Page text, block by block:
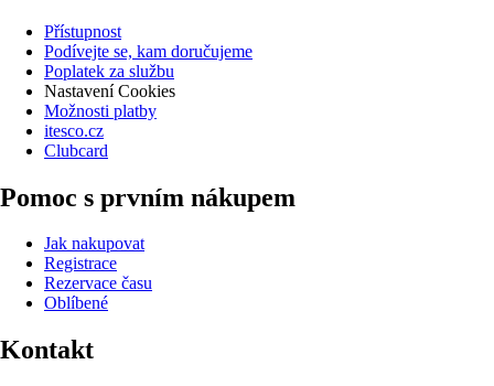
Přístupnost
Podívejte se, kam doručujeme
Poplatek za službu
Nastavení Cookies
Možnosti platby
itesco.cz
Clubcard
Pomoc s prvním nákupem
Jak nakupovat
Registrace
Rezervace času
Oblíbené
Kontakt